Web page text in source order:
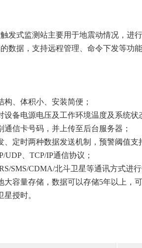
发式监测站主要用于地震动情况，进
数据，支持远程管理、命令下发等功
构、体积小、安装简便；
设备电源电压及工作环境温度及系统状
通信卡号码，并上传至后台服务器；
、定时两种数据发送机制，预警阈值
UDP、TCP/IP通信协议；
SMS/CDMA/北斗卫星等通讯方式进
大容量存储，数据可以存储5年以上，
星授时。